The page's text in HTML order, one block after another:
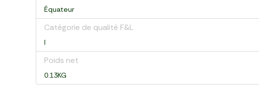
Équateur
Catégorie de qualité F&L
I
Poids net
0.13KG